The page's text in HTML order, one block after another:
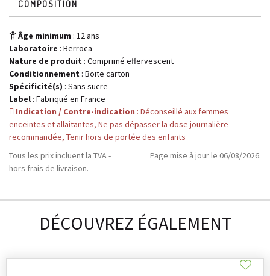
COMPOSITION
Âge minimum : 12 ans
Laboratoire : Berroca
Nature de produit : Comprimé effervescent
Conditionnement : Boite carton
Spécificité(s) : Sans sucre
Label : Fabriqué en France
Indication / Contre-indication : Déconseillé aux femmes
enceintes et allaitantes, Ne pas dépasser la dose journalière
recommandée, Tenir hors de portée des enfants
Tous les prix incluent la TVA -
hors frais de livraison.
Page mise à jour le 06/08/2026.
DÉCOUVREZ ÉGALEMENT